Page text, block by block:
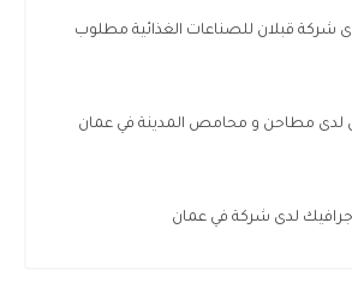
شركة قبلان للصناعات الغذائية مطلوب
مطاحن و محامص المدينة في عمان
لدى شركة في عمان